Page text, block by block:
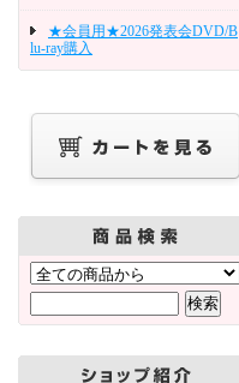
★会員用★2026発表会DVD/B
lu-ray購入